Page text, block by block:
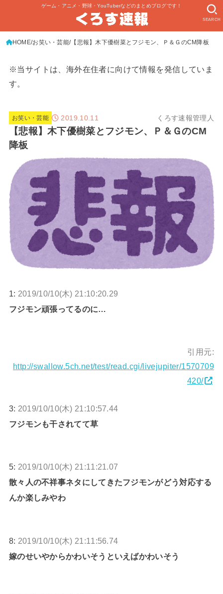
ゲーム・アニメ・野球・YouTuberなどのまとめブログです！
SEARCH
HOME お笑い・芸能 【悲報】木下優樹菜とフジモン、Ｐ＆ＧのCM降板
※当サイトは、海外在住者に向けて情報を発信していま
す。
お笑い・芸能 2019.10.11 くろす速報管理人
【悲報】木下優樹菜とフジモン、Ｐ＆ＧのCM
降板
1: 2019/10/10(木) 21:10:20.29
フジモン頑張ってるのに…
引用元:
http://swallow.5ch.net/test/read.cgi/livejupiter/1570709
420/
3: 2019/10/10(木) 21:10:57.44
フジモンも干されてて草
5: 2019/10/10(木) 21:11:21.07
散々人の不祥事ネタにしてきたフジモンがどう対応する
んか楽しみやわ
8: 2019/10/10(木) 21:11:56.74
嫁のせいやからかわいそうといえばかわいそう